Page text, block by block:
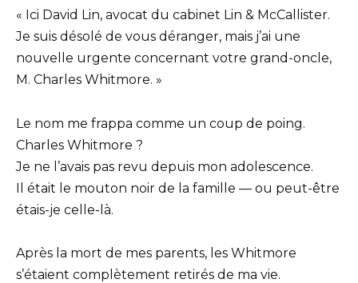
« Ici David Lin, avocat du cabinet Lin & McCallister.
Je suis désolé de vous déranger, mais j’ai une
nouvelle urgente concernant votre grand-oncle,
M. Charles Whitmore. »
Le nom me frappa comme un coup de poing.
Charles Whitmore ?
Je ne l’avais pas revu depuis mon adolescence.
Il était le mouton noir de la famille — ou peut-être
étais-je celle-là.
Après la mort de mes parents, les Whitmore
s’étaient complètement retirés de ma vie.